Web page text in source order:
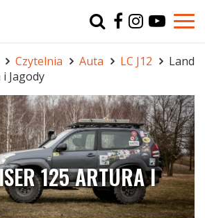
Czytelnia Auta LC J12
Land
Jagody
125 ARTURA I